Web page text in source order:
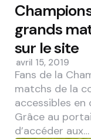
grands
sur le site
avril 15, 2019
Fans de la
matchs de la
accessibles
Grâce au
d’accéder aux…